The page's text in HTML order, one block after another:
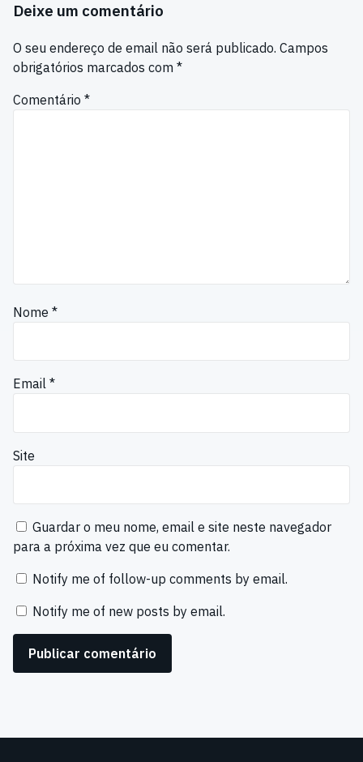
Deixe um comentário
O seu endereço de email não será publicado. Campos
obrigatórios marcados com *
Comentário *
Nome *
Email *
Site
Guardar o meu nome, email e site neste navegador
para a próxima vez que eu comentar.
Notify me of follow-up comments by email.
Notify me of new posts by email.